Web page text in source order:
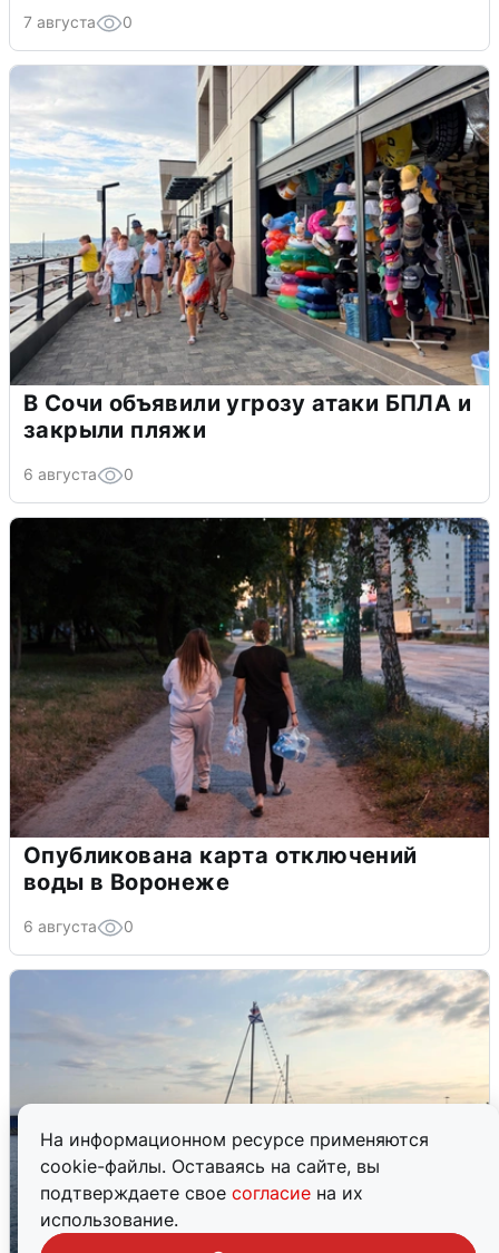
На информационном ресурсе применяются
cookie-файлы. Оставаясь на сайте, вы
подтверждаете свое согласие на их
использование.
7 августа 0
В Сочи объявили угрозу атаки БПЛА и
закрыли пляжи
6 августа 0
Опубликована карта отключений
воды в Воронеже
6 августа 0